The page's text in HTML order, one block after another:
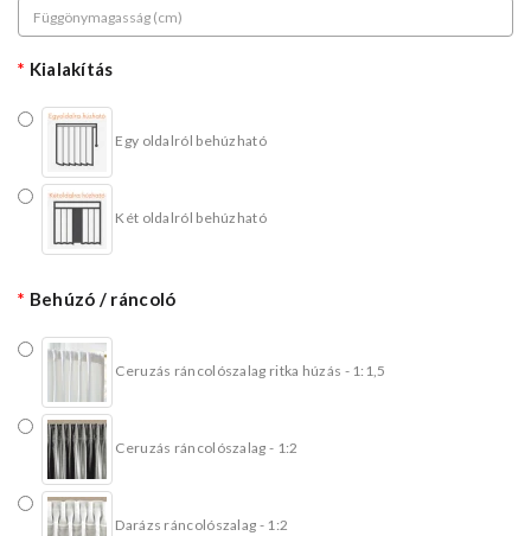
Kialakítás
Egy oldalról behúzható
Két oldalról behúzható
Behúzó / ráncoló
Ceruzás ráncolószalag ritka húzás - 1:1,5
Ceruzás ráncolószalag - 1:2
Darázs ráncolószalag - 1:2